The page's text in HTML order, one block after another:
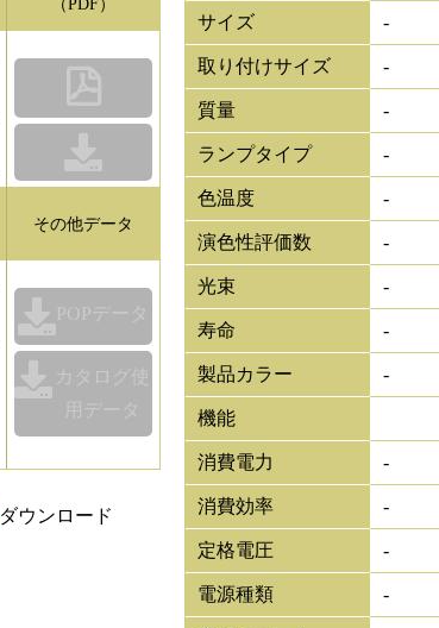
（PDF）
その他データ
POPデータ
カタログ使
用データ
ダウンロード
サイズ -
取り付けサイズ -
質量 -
ランプタイプ -
色温度 -
演色性評価数 -
光束 -
寿命 -
製品カラー -
機能
消費電力 -
消費効率 -
定格電圧 -
電源種類 -